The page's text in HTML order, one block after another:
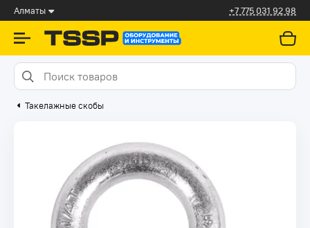
Алматы +7 775 031 92 98
Такелажные скобы